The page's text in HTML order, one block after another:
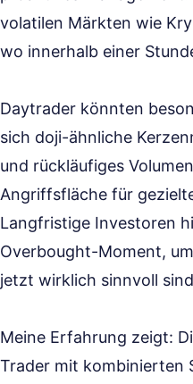
volatilen Märkten wie
wo innerhalb einer
Daytrader könnten
sich doji-ähnliche
und rückläufiges
Angriffsfläche für
Langfristige Investoren
Overbought-Moment,
jetzt wirklich sinnvoll
Meine Erfahrung zeigt:
Trader mit kombinierten